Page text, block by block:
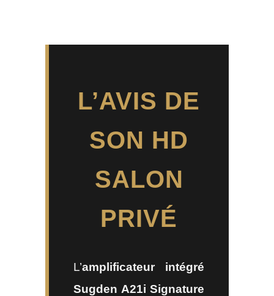
L’AVIS DE
SON HD
SALON
PRIVÉ
L’amplificateur intégré
Sugden A21i Signature